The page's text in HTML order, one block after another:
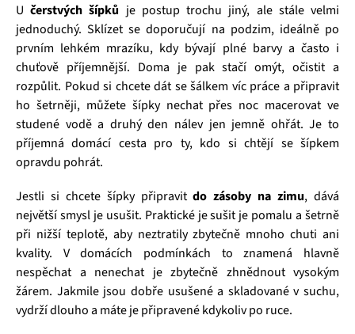
Učerstvých šípků je postup trochu jiný, ale stále velmi
jednoduchý. Sklízet se doporučují na podzim, ideálně po
prvním lehkém mrazíku, kdy bývají plné barvy a často i
chuťově příjemnější. Doma je pak stačí omýt, očistit a
rozpůlit. Pokud si chcete dát se šálkem víc práce a připravit
ho šetrněji, můžete šípky nechat přes noc macerovat ve
studené vodě a druhý den nálev jen jemně ohřát. Je to
příjemná domácí cesta pro ty, kdo si chtějí se šípkem
opravdu pohrát.
Jestli si chcete šípky připravitdo zásoby na zimu, dává
největší smysl je usušit. Praktické je sušit je pomalu a šetrně
při nižší teplotě, aby neztratily zbytečně mnoho chuti ani
kvality. V domácích podmínkách to znamená hlavně
nespěchat a nenechat je zbytečně zhnědnout vysokým
žárem. Jakmile jsou dobře usušené a skladované v suchu,
vydrží dlouho a máte je připravené kdykoliv po ruce.